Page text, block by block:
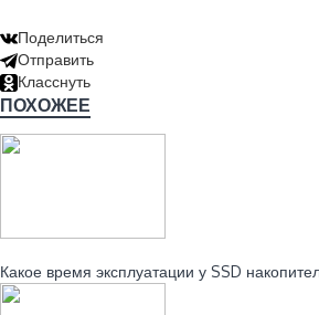
Поделиться
Отправить
Класснуть
ПОХОЖЕЕ
Какое время эксплуатации у SSD